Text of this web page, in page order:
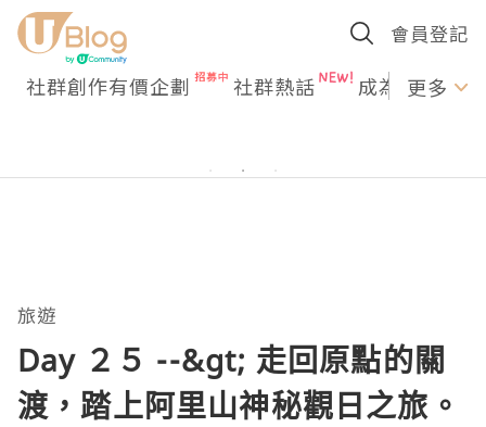
會員登記
社群創作有價企劃 社群熱話 成為U更多
旅遊
Day ２５ --&gt; 走回原點的關
渡，踏上阿里山神秘觀日之旅。